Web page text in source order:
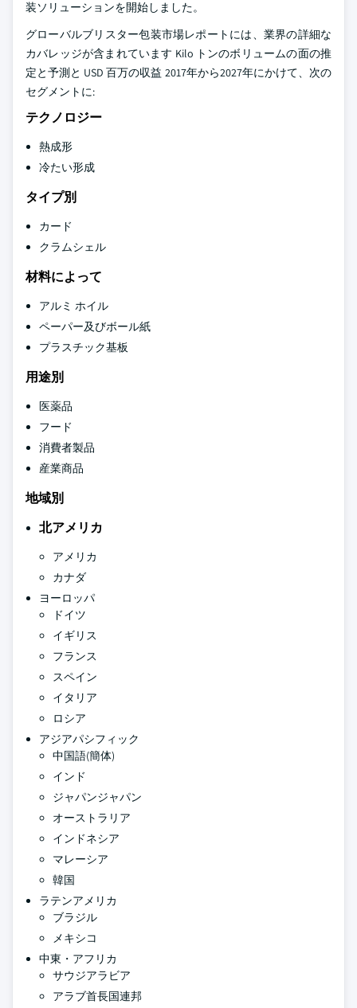
装ソリューションを開始しました。
グローバルブリスター包装市場レポートには、業界の詳細な
カバレッジが含まれています Kilo トンのボリュームの面の推
定と予測と USD 百万の収益 2017年から2027年にかけて、次の
セグメントに:
テクノロジー
熱成形
冷たい形成
タイプ別
カード
クラムシェル
材料によって
アルミ ホイル
ペーパー及びボール紙
プラスチック基板
用途別
医薬品
フード
消費者製品
産業商品
地域別
北アメリカ
アメリカ
カナダ
ヨーロッパ
ドイツ
イギリス
フランス
スペイン
イタリア
ロシア
アジアパシフィック
中国語(簡体)
インド
ジャパンジャパン
オーストラリア
インドネシア
マレーシア
韓国
ラテンアメリカ
ブラジル
メキシコ
中東・アフリカ
サウジアラビア
アラブ首長国連邦